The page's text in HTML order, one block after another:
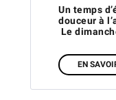
Un temps
douceur à
Le
EN